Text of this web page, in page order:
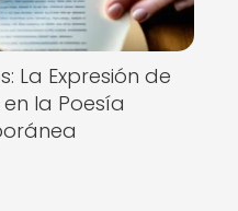
La Expresión de
la Poesía